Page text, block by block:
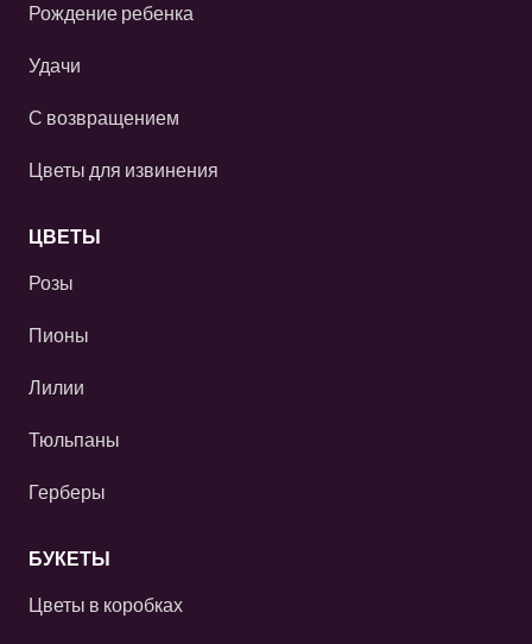
Рождение ребенка
Удачи
С возвращением
Цветы для извинения
ЦВЕТЫ
Розы
Пионы
Лилии
Тюльпаны
Герберы
БУКЕТЫ
Цветы в коробках